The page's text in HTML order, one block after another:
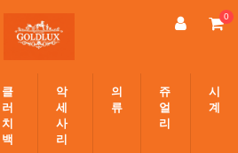
0
클
러
치
백
악
세
사
리
의
류
쥬
얼
리
시
계